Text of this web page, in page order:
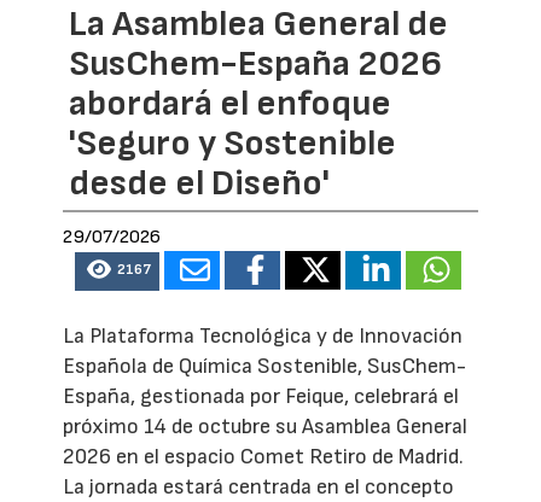
La Asamblea General de
SusChem-España 2026
abordará el enfoque
'Seguro y Sostenible
desde el Diseño'
29/07/2026
2167
La Plataforma Tecnológica y de Innovación
Española de Química Sostenible, SusChem-
España, gestionada por Feique, celebrará el
próximo 14 de octubre su Asamblea General
2026 en el espacio Comet Retiro de Madrid.
La jornada estará centrada en el concepto